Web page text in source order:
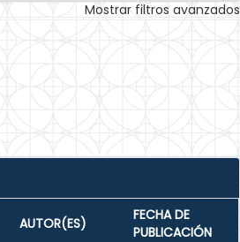
Mostrar filtros avanzados
AUTOR(ES)
FECHA DE
PUBLICACIÓN